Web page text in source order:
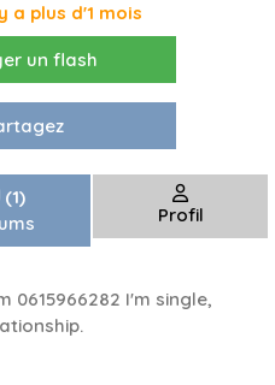
a plus d'1 mois
un flash
(1)
Profil
0615966282 I'm single,